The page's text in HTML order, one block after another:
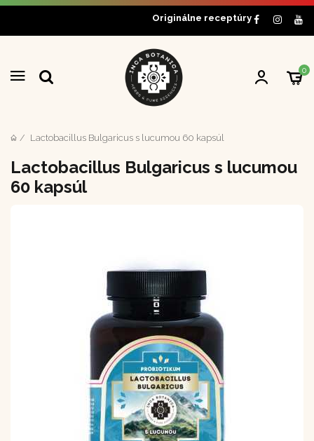
Originálne receptúry
0
Lactobacillus Bulgaricus s lucumou 60 kapsúl
Lactobacillus Bulgaricus s lucumou
60 kapsúl